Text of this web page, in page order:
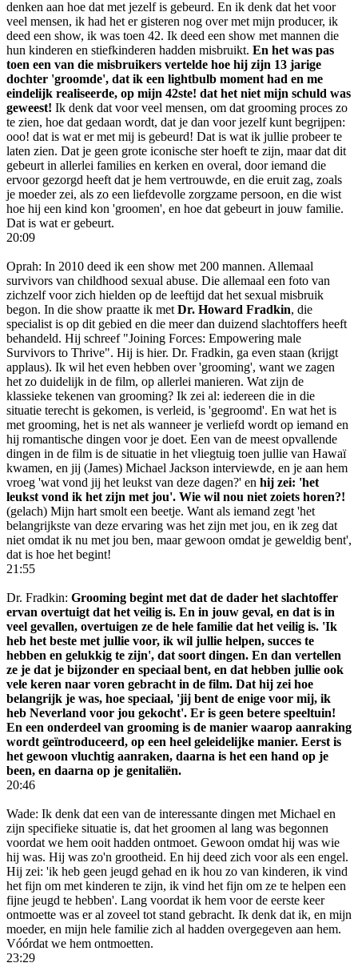
denken aan hoe dat met jezelf is gebeurd. En ik denk dat het voor
veel mensen, ik had het er gisteren nog over met mijn producer, ik
deed een show, ik was toen 42. Ik deed een show met mannen die
hun kinderen en stiefkinderen hadden misbruikt. En het was pas
toen een van die misbruikers vertelde hoe hij zijn 13 jarige
dochter 'groomde', dat ik een lightbulb moment had en me
eindelijk realiseerde, op mijn 42ste! dat het niet mijn schuld was
geweest! Ik denk dat voor veel mensen, om dat grooming proces zo
te zien, hoe dat gedaan wordt, dat je dan voor jezelf kunt begrijpen:
ooo! dat is wat er met mij is gebeurd! Dat is wat ik jullie probeer te
laten zien. Dat je geen grote iconische ster hoeft te zijn, maar dat dit
gebeurt in allerlei families en kerken en overal, door iemand die
ervoor gezorgd heeft dat je hem vertrouwde, en die eruit zag, zoals
je moeder zei, als zo een liefdevolle zorgzame persoon, en die wist
hoe hij een kind kon 'groomen', en hoe dat gebeurt in jouw familie.
Dat is wat er gebeurt.
20:09
Oprah: In 2010 deed ik een show met 200 mannen. Allemaal
survivors van childhood sexual abuse. Die allemaal een foto van
zichzelf voor zich hielden op de leeftijd dat het sexual misbruik
begon. In die show praatte ik met Dr. Howard Fradkin, die
specialist is op dit gebied en die meer dan duizend slachtoffers heeft
behandeld. Hij schreef "Joining Forces: Empowering male
Survivors to Thrive". Hij is hier. Dr. Fradkin, ga even staan (krijgt
applaus). Ik wil het even hebben over 'grooming', want we zagen
het zo duidelijk in de film, op allerlei manieren. Wat zijn de
klassieke tekenen van grooming? Ik zei al: iedereen die in die
situatie terecht is gekomen, is verleid, is 'gegroomd'. En wat het is
met grooming, het is net als wanneer je verliefd wordt op iemand en
hij romantische dingen voor je doet. Een van de meest opvallende
dingen in de film is de situatie in het vliegtuig toen jullie van Hawaï
kwamen, en jij (James) Michael Jackson interviewde, en je aan hem
vroeg 'wat vond jij het leukst van deze dagen?' en hij zei: 'het
leukst vond ik het zijn met jou'. Wie wil nou niet zoiets horen?!
(gelach) Mijn hart smolt een beetje. Want als iemand zegt 'het
belangrijkste van deze ervaring was het zijn met jou, en ik zeg dat
niet omdat ik nu met jou ben, maar gewoon omdat je geweldig bent',
dat is hoe het begint!
21:55
Dr. Fradkin: Grooming begint met dat de dader het slachtoffer
ervan overtuigt dat het veilig is. En in jouw geval, en dat is in
veel gevallen, overtuigen ze de hele familie dat het veilig is. 'Ik
heb het beste met jullie voor, ik wil jullie helpen, succes te
hebben en gelukkig te zijn', dat soort dingen. En dan vertellen
ze je dat je bijzonder en speciaal bent, en dat hebben jullie ook
vele keren naar voren gebracht in de film. Dat hij zei hoe
belangrijk je was, hoe speciaal, 'jij bent de enige voor mij, ik
heb Neverland voor jou gekocht'. Er is geen betere speeltuin!
En een onderdeel van grooming is de manier waarop aanraking
wordt geïntroduceerd, op een heel geleidelijke manier. Eerst is
het gewoon vluchtig aanraken, daarna is het een hand op je
been, en daarna op je genitaliën.
20:46
Wade: Ik denk dat een van de interessante dingen met Michael en
zijn specifieke situatie is, dat het groomen al lang was begonnen
voordat we hem ooit hadden ontmoet. Gewoon omdat hij was wie
hij was. Hij was zo'n grootheid. En hij deed zich voor als een engel.
Hij zei: 'ik heb geen jeugd gehad en ik hou zo van kinderen, ik vind
het fijn om met kinderen te zijn, ik vind het fijn om ze te helpen een
fijne jeugd te hebben'. Lang voordat ik hem voor de eerste keer
ontmoette was er al zoveel tot stand gebracht. Ik denk dat ik, en mijn
moeder, en mijn hele familie zich al hadden overgegeven aan hem.
Vóórdat we hem ontmoetten.
23:29